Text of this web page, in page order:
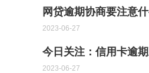
网贷逾期协商要注意
2023-06-27
今日关注：信用卡逾
2023-06-27